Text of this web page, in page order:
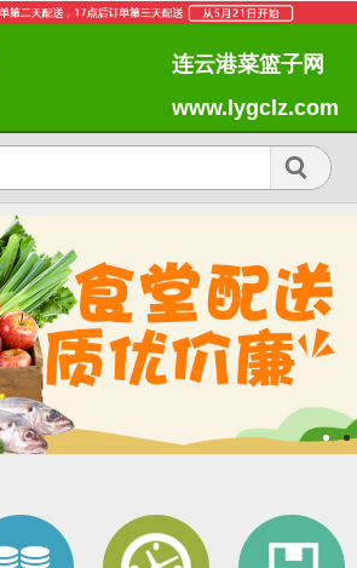
连云港菜篮子网
www.lygclz.com